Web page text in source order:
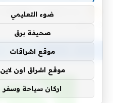
فريق alwahah
1 دقائق
ضوء التعليمي
صحيفة برق
موقع اشراقات
موقع اشراق اون لاين
اركان سياحة وسفر